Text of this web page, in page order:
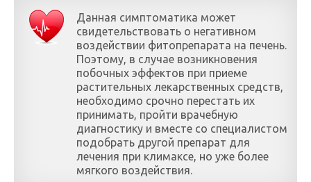
Данная симптоматика может
свидетельствовать о негативном
воздействии фитопрепарата на печень.
Поэтому, в случае возникновения
побочных эффектов при приеме
растительных лекарственных средств,
необходимо срочно перестать их
принимать, пройти врачебную
диагностику и вместе со специалистом
подобрать другой препарат для
лечения при климаксе, но уже более
мягкого воздействия.